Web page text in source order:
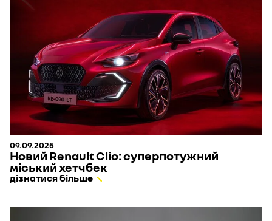
09.09.2025
Новий Renault Clio: суперпотужний
міський хетчбек
дізнатися більше